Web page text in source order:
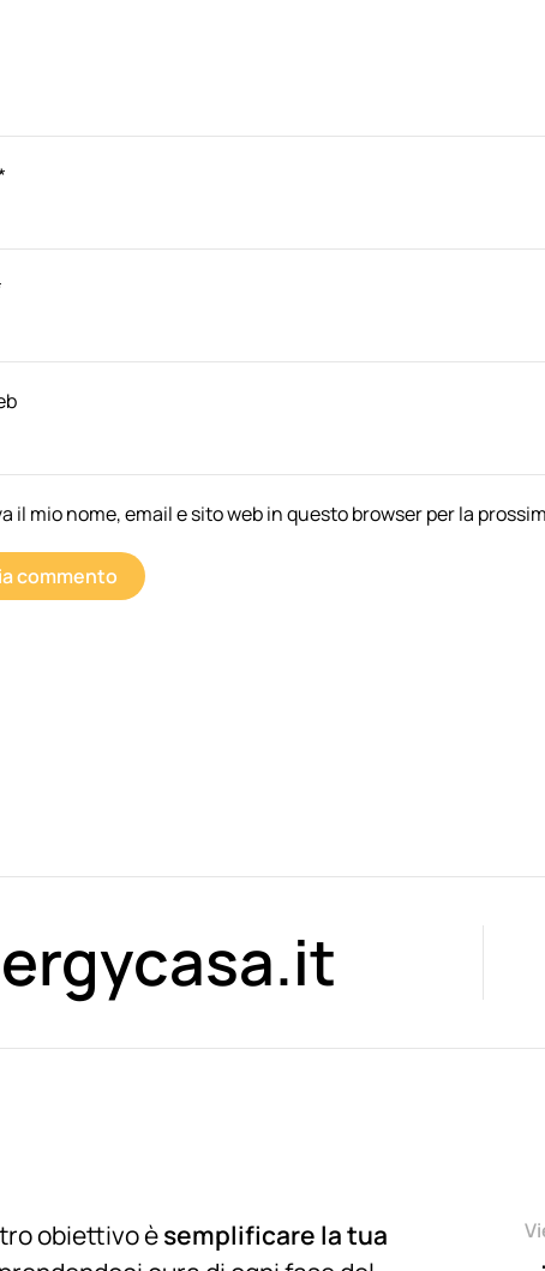
il mio nome, email e sito web in questo browser per la
commento
obiettivo èsemplificare la tua